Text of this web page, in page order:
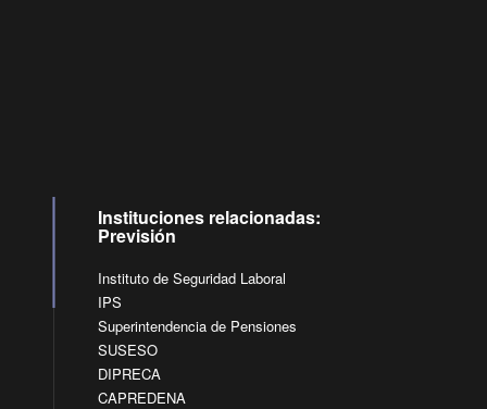
Instituciones relacionadas:
Previsión
Instituto de Seguridad Laboral
IPS
Superintendencia de Pensiones
SUSESO
DIPRECA
CAPREDENA